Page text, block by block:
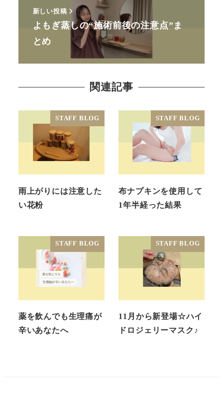
新しい投稿
よもぎ蒸しの“施術前後の注意点”ま
とめ
関連記事
STAFF BLOG
雨上がりには注意した
い花粉
STAFF BLOG
布ナプキンを使用して
1年半経った結果
STAFF BLOG
薬を飲んでも生理痛が
辛いあなたへ
STAFF BLOG
11月から新登場☆ハイ
ドロジェリーマスク♪